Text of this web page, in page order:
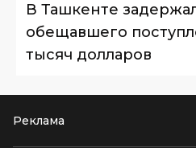
В Ташкенте
обещавшего
тысяч долларов
Реклама